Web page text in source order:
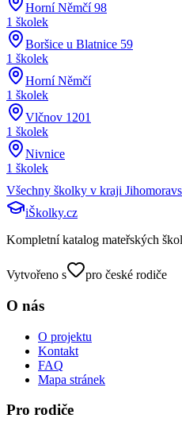
Horní Němčí 98
1 školek
Boršice u Blatnice 59
1 školek
Horní Němčí
1 školek
Vlčnov 1201
1 školek
Nivnice
1 školek
Všechny školky v kraji
iŠkolky.cz
Kompletní katalog mateřských
Vytvořeno s pro české rodiče
O nás
O projektu
Kontakt
FAQ
Mapa stránek
Pro rodiče